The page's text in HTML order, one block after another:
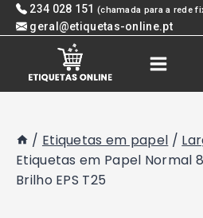
Skip 234 028 151 (chamada para a rede
geral@etiquetas-online.pt
/ Etiquetas em papel /
Etiquetas em Papel Normal
Brilho EPS T25